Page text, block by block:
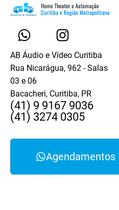
AB Áudio e Vídeo Curitiba
Rua Nicarágua, 962 - Salas
03 e 06
Bacacheri, Curitiba, PR
(41) 9 9167 9036
(41) 3274 0305
Agendamentos